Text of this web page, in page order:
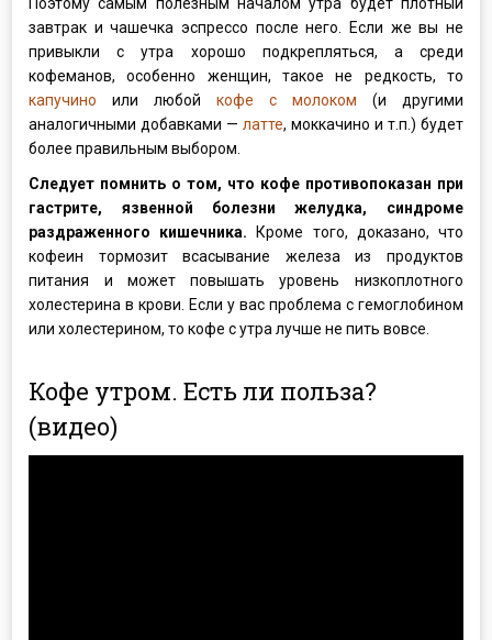
Поэтому самым полезным началом утра будет плотный
завтрак и чашечка эспрессо после него. Если же вы не
привыкли с утра хорошо подкрепляться, а среди
кофеманов, особенно женщин, такое не редкость, то
капучино или любойкофе с молоком (и другими
аналогичными добавками —латте, моккачино и т.п.) будет
более правильным выбором.
Следует помнить о том, что кофе противопоказан при
гастрите, язвенной болезни желудка, синдроме
раздраженного кишечника. Кроме того, доказано, что
кофеин тормозит всасывание железа из продуктов
питания и может повышать уровень низкоплотного
холестерина в крови. Если у вас проблема с гемоглобином
или холестерином, то кофе с утра лучше не пить вовсе.
Кофе утром. Есть ли польза?
(видео)